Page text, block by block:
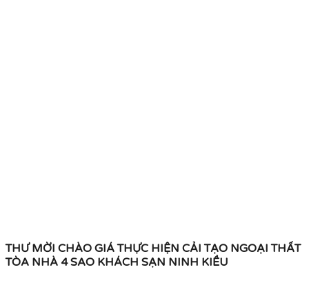
THƯ MỜI CHÀO GIÁ THỰC HIỆN CẢI TẠO NGOẠI THẤT
TÒA NHÀ 4 SAO KHÁCH SẠN NINH KIỀU